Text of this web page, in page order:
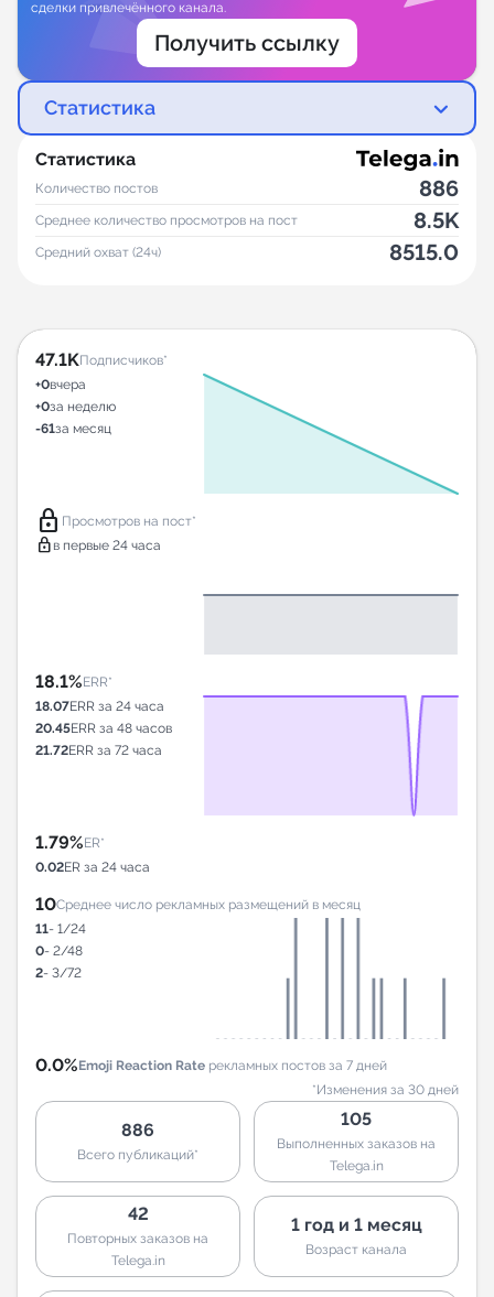
сделки привлечённого канала.
Получить ссылку
Статистика
Статистика
Количество постов 886
Среднее количество просмотров на пост 8.5K
Средний охват (24ч) 8515.0
47.1KПодписчиков*
+0вчера
+0за неделю
-61за месяц
lock Просмотров на пост*
lock в первые 24 часа
18.1%ERR*
18.07ERR за 24 часа
20.45ERR за 48 часов
21.72ERR за 72 часа
1.79%ER*
0.02ER за 24 часа
10Среднее число рекламных размещений в месяц
11- 1/24
0- 2/48
2- 3/72
0.0%Emoji Reaction Rate рекламных постов за 7 дней
*Изменения за 30 дней
886
Всего публикаций*
105
Выполненных заказов на
Telega.in
42
Повторных заказов на
Telega.in
1 год и 1 месяц
Возраст канала